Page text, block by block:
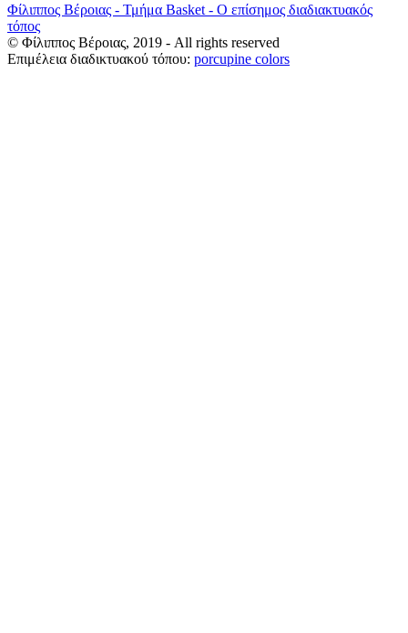
Φίλιππος Βέροιας - Τμήμα Basket - Ο επίσημος διαδιακτυακός
τόπος
© Φίλιππος Βέροιας, 2019 - All rights reserved
Επιμέλεια διαδικτυακού τόπου: porcupine colors